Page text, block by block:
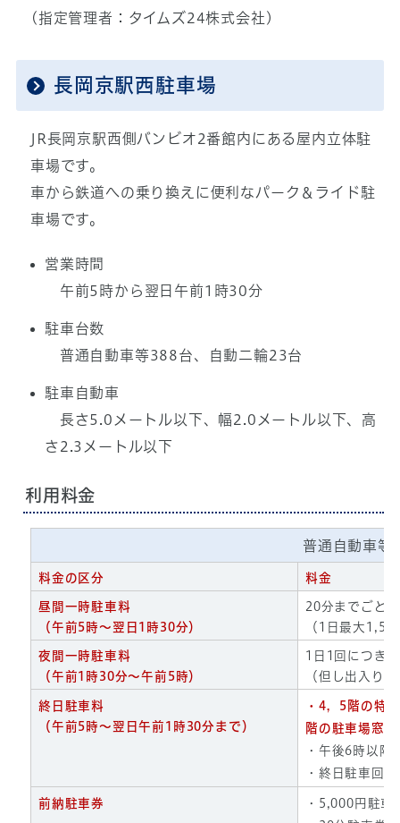
(指定管理者：タイムズ24株式会社)
長岡京駅西駐車場
JR長岡京駅西側バンビオ2番館内にある屋内立体駐
車場です。
車から鉄道への乗り換えに便利なパーク＆ライド駐
車場です。
営業時間
午前5時から翌日午前1時30分
駐車台数
普通自動車等388台、自動二輪23台
駐車自動車
長さ5.0メートル以下、幅2.0メートル以下、高
さ2.3メートル以下
利用料金
普通自動車等
料金の区分 料金
昼間一時駐車料
（午前5時～翌日1時30分）
20分までごと
（1日最大
夜間一時駐車料
（午前1時30分～午前5時）
1日1回につき
（但し出入り
終日駐車料
（午前5時～翌日午前1時30分まで）
・4，5階の特
階の駐車場窓
・午後6時以降
・終日駐車回
前納駐車券
・5,000円駐